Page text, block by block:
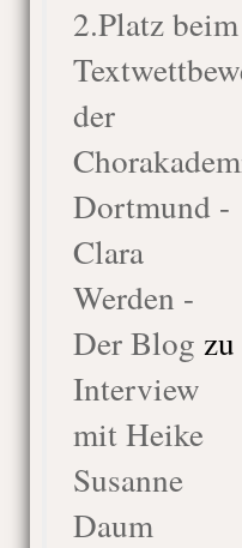
2.Platz beim
der
Dortmund -
Clara
Werden -
Der Blog zu
Interview
mit Heike
Susanne
Daum